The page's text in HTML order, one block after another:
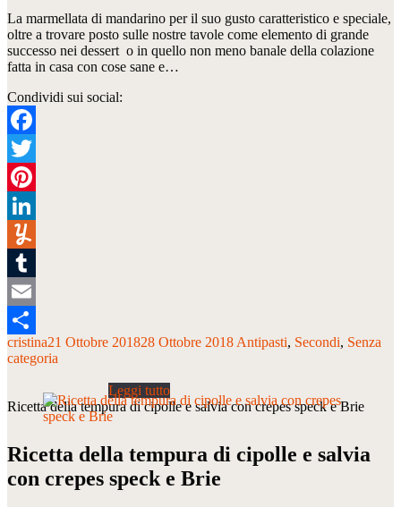
La marmellata di mandarino per il suo gusto caratteristico e speciale,
oltre a trovare posto sulle nostre tavole come elemento di grande
successo nei dessert o in quello non meno banale della colazione
fatta in casa con cose sane e…
Condividi sui social:
Facebook
Twitter
Pinterest
LinkedIn
Yummly
Tumblr
Email
Condividi
cristina21 Ottobre 201828 Ottobre 2018 Antipasti Secondi Senza
categoria
Ricetta della tempura di cipolle e salvia con crepes speck e Brie
Ricetta della tempura di cipolle e salvia
con crepes speck e Brie